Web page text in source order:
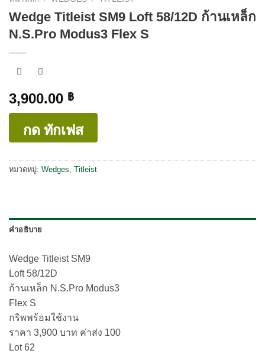
Wedge Titleist SM9 Loft 58/12D ก้านเหล็ก
N.S.Pro Modus3 Flex S
3,900.00 ฿
กด ทักเฟส
หมวดหมู่: Wedges Titleist
คำอธิบาย
Wedge Titleist SM9
Loft 58/12D
ก้านเหล็ก N.S.Pro Modus3
Flex S
กริพพร้อมใช้งาน
ราคา 3,900 บาท ค่าส่ง 100
Lot 62